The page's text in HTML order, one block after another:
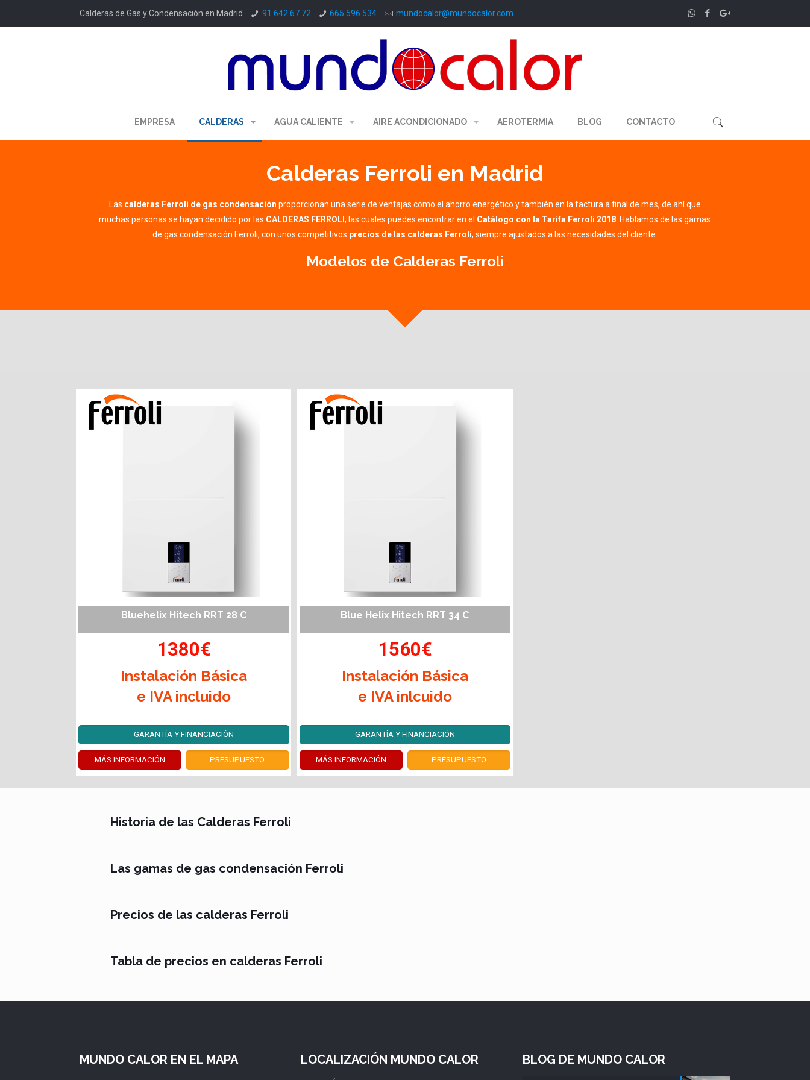
Calderas de Gas y Condensación en Madrid 91 642 67 72 665 596 534 mundocalor@mundocalor.com
EMPRESA CALDERAS AGUA CALIENTE AIRE ACONDICIONADO AEROTERMIA BLOG CONTACTO
Calderas Ferroli en Madrid
Las calderas Ferroli de gas condensación proporcionan una serie de ventajas como el ahorro energético y también en la factura a final de mes, de ahí que
muchas personas se hayan decidido por las CALDERAS FERROLI, las cuales puedes encontrar en el Catálogo con la Tarifa Ferroli 2018 . Hablamos de las gamas
de gas condensación Ferroli, con unos competitivos precios de las calderas Ferroli, siempre ajustados a las necesidades del cliente.
Modelos de Calderas Ferroli
Bluehelix Hitech RRT 28 C
1380€
Instalación Básica
e IVA incluido
GARANTÍA Y FINANCIACIÓN
MÁS INFORMACIÓN PRESUPUESTO
Blue Helix Hitech RRT 34 C
1560€
Instalación Básica
e IVA inlcuido
GARANTÍA Y FINANCIACIÓN
MÁS INFORMACIÓN PRESUPUESTO
Historia de las Calderas Ferroli
Las gamas de gas condensación Ferroli
Precios de las calderas Ferroli
Tabla de precios en calderas Ferroli
MUNDO CALOR EN EL MAPA LOCALIZACIÓN MUNDO CALOR BLOG DE MUNDO CALOR